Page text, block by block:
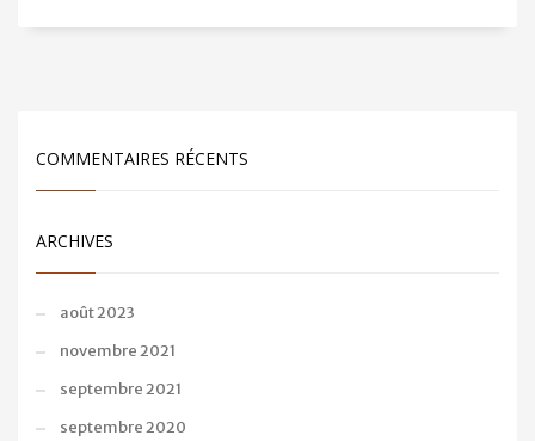
COMMENTAIRES RÉCENTS
ARCHIVES
août 2023
novembre 2021
septembre 2021
septembre 2020